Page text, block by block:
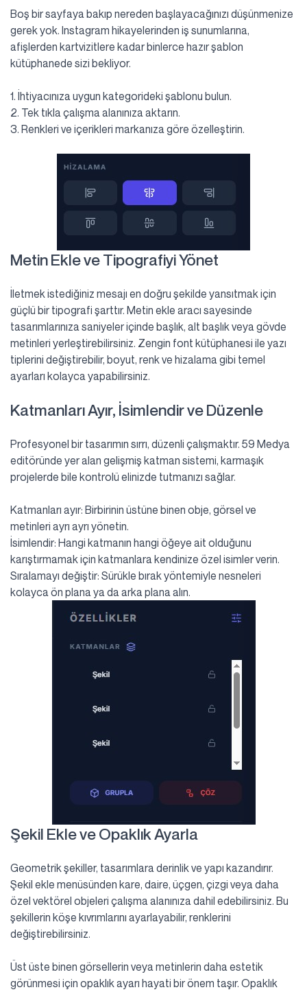
Boş bir sayfaya bakıp nereden başlayacağınızı düşünmenize
gerek yok. Instagram hikayelerinden iş sunumlarına,
afişlerden kartvizitlere kadar binlerce hazır şablon
kütüphanede sizi bekliyor.
1. İhtiyacınıza uygun kategorideki şablonu bulun.
2. Tek tıkla çalışma alanınıza aktarın.
3. Renkleri ve içerikleri markanıza göre özelleştirin.
Metin Ekle ve Tipografiyi Yönet
İletmek istediğiniz mesajı en doğru şekilde yansıtmak için
güçlü bir tipografi şarttır. Metin ekle aracı sayesinde
tasarımlarınıza saniyeler içinde başlık, alt başlık veya gövde
metinleri yerleştirebilirsiniz. Zengin font kütüphanesi ile yazı
tiplerini değiştirebilir, boyut, renk ve hizalama gibi temel
ayarları kolayca yapabilirsiniz.
Katmanları Ayır, İsimlendir ve Düzenle
Profesyonel bir tasarımın sırrı, düzenli çalışmaktır. 59 Medya
editöründe yer alan gelişmiş katman sistemi, karmaşık
projelerde bile kontrolü elinizde tutmanızı sağlar.
Katmanları ayır: Birbirinin üstüne binen obje, görsel ve
metinleri ayrı ayrı yönetin.
İsimlendir: Hangi katmanın hangi öğeye ait olduğunu
karıştırmamak için katmanlara kendinize özel isimler verin.
Sıralamayı değiştir: Sürükle bırak yöntemiyle nesneleri
kolayca ön plana ya da arka plana alın.
Şekil Ekle ve Opaklık Ayarla
Geometrik şekiller, tasarımlara derinlik ve yapı kazandırır.
Şekil ekle menüsünden kare, daire, üçgen, çizgi veya daha
özel vektörel objeleri çalışma alanınıza dahil edebilirsiniz. Bu
şekillerin köşe kıvrımlarını ayarlayabilir, renklerini
değiştirebilirsiniz.
Üst üste binen görsellerin veya metinlerin daha estetik
görünmesi için opaklık ayarı hayati bir önem taşır. Opaklık